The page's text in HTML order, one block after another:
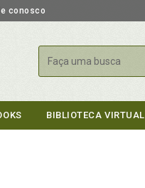
conosco
Buscar
BIBLIOTECA VIRTUAL